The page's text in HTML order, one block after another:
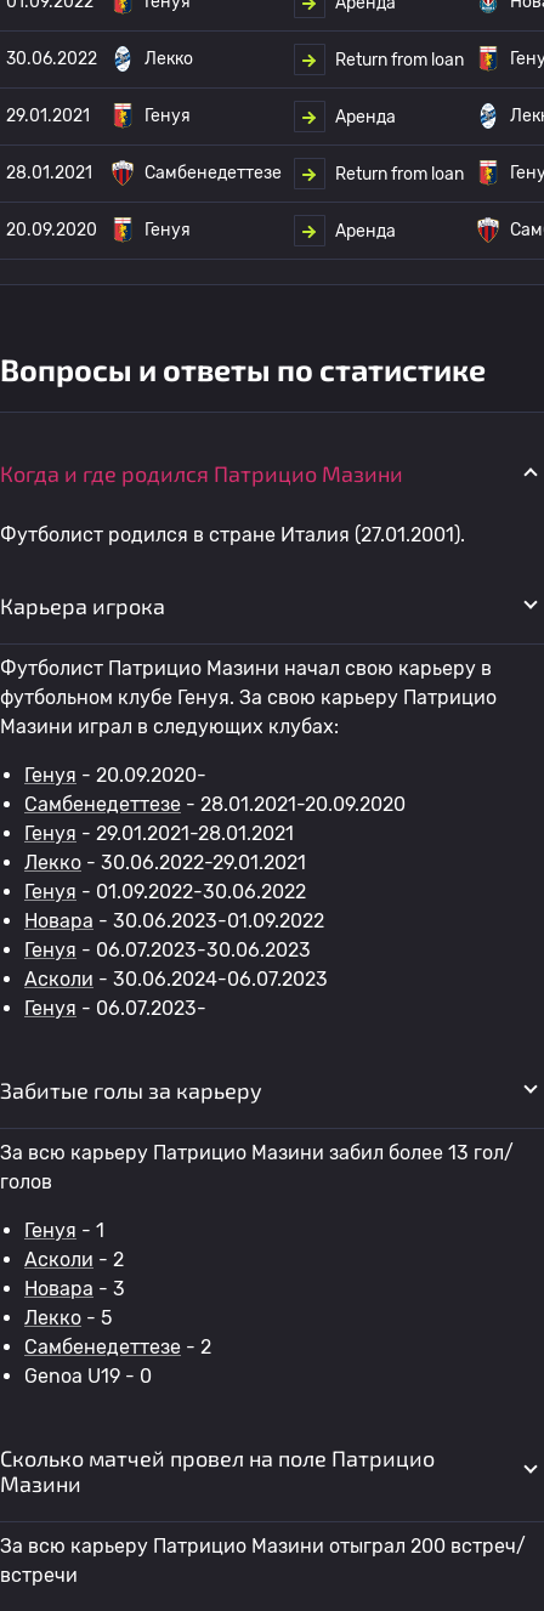
30.06.2022 Лекко Return from loan
29.01.2021 Генуя Аренда
28.01.2021 Самбенедеттезе Return from loan
20.09.2020 Генуя Аренда
Вопросы и ответы по статистике
Когда и где родился Патрицио Мазини
Футболист родился в стране Италия (27.01.2001).
Карьера игрока
Футболист Патрицио Мазини начал свою карьеру в
футбольном клубе Генуя. За свою карьеру Патрицио
Мазини играл в следующих клубах:
Генуя - 20.09.2020-
Самбенедеттезе - 28.01.2021-20.09.2020
Генуя - 29.01.2021-28.01.2021
Лекко - 30.06.2022-29.01.2021
Генуя - 01.09.2022-30.06.2022
Новара - 30.06.2023-01.09.2022
Генуя - 06.07.2023-30.06.2023
Асколи - 30.06.2024-06.07.2023
Генуя - 06.07.2023-
Забитые голы за карьеру
За всю карьеру Патрицио Мазини забил более 13 гол/
голов
Генуя - 1
Асколи - 2
Новара - 3
Лекко - 5
Самбенедеттезе - 2
Genoa U19 - 0
Сколько матчей провел на поле Патрицио
Мазини
За всю карьеру Патрицио Мазини отыграл 200 встреч/
встречи